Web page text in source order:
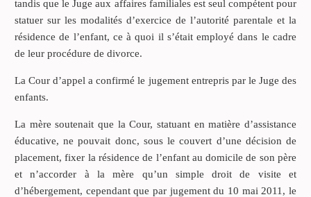
tandis que le Juge aux affaires familiales est seul compétent pour
statuer sur les modalités d’exercice de l’autorité parentale et la
résidence de l’enfant, ce à quoi il s’était employé dans le cadre
de leur procédure de divorce.
La Cour d’appel a confirmé le jugement entrepris par le Juge des
enfants.
La mère soutenait que la Cour, statuant en matière d’assistance
éducative, ne pouvait donc, sous le couvert d’une décision de
placement, fixer la résidence de l’enfant au domicile de son père
et n’accorder à la mère qu’un simple droit de visite et
d’hébergement, cependant que par jugement du 10 mai 2011, le